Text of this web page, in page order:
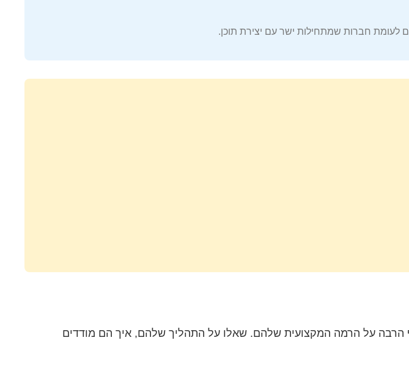
הרבה על הרמה המקצועית שלהם. שאלו על התהליך שלהם, איך הם מודדים